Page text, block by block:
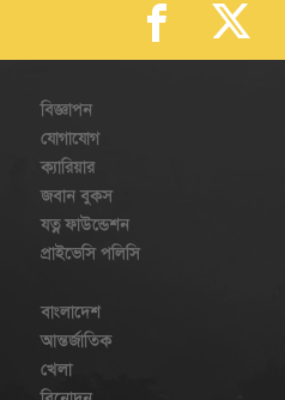
বিজ্ঞাপন
যোগাযোগ
ক্যারিয়ার
জবান বুকস
যত্ন ফাউন্ডেশন
প্রাইভেসি পলিসি
বাংলাদেশ
আন্তর্জাতিক
খেলা